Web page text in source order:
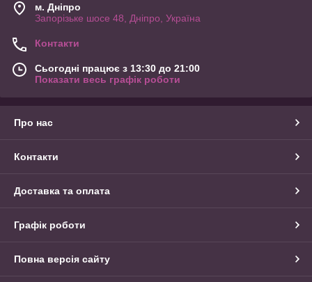
м. Дніпро
Запорізьке шосе 48, Дніпро, Україна
Контакти
Сьогодні працює з 13:30 до 21:00
Показати весь графік роботи
Про нас
Контакти
Доставка та оплата
Графік роботи
Повна версія сайту